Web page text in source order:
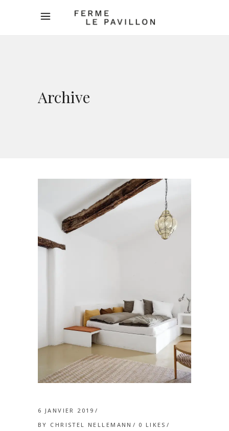
Archive
6 JANVIER 2019
BY CHRISTEL NELLEMANN 0 LIKES